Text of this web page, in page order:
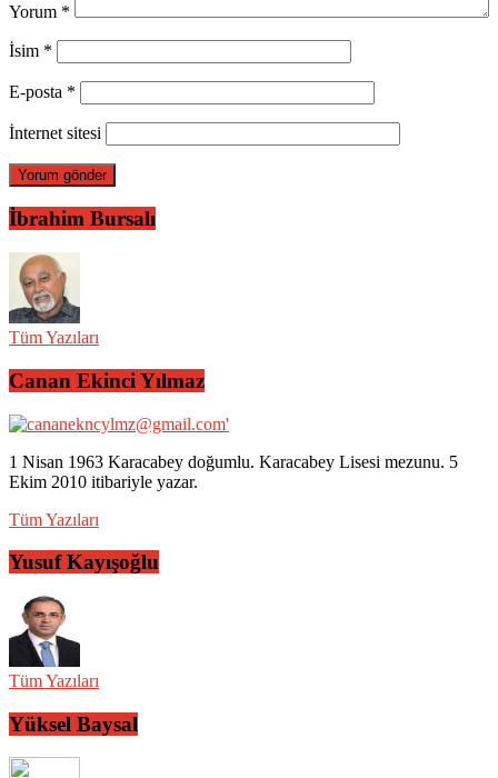
Yorum *
İsim *
E-posta *
İnternet sitesi
İbrahim Bursalı
Tüm Yazıları
Canan Ekinci Yılmaz
1 Nisan 1963 Karacabey doğumlu. Karacabey Lisesi mezunu. 5
Ekim 2010 itibariyle yazar.
Tüm Yazıları
Yusuf Kayışoğlu
Tüm Yazıları
Yüksel Baysal